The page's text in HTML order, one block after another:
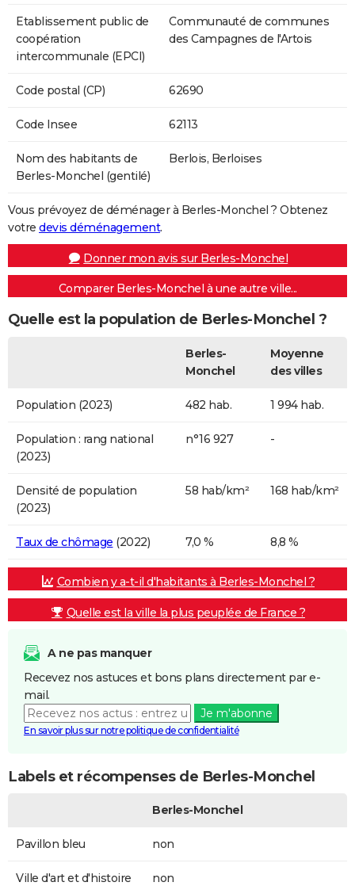
Etablissement public de
coopération
intercommunale (EPCI)
Communauté de communes
des Campagnes de l'Artois
Code postal (CP) 62690
Code Insee 62113
Nom des habitants de
Berles-Monchel (gentilé)
Berlois, Berloises
Vous prévoyez de déménager à Berles-Monchel ? Obtenez
votre devis déménagement.
Donner mon avis sur Berles-Monchel
Comparer Berles-Monchel à une autre ville...
Quelle est la population de Berles-Monchel ?
Berles-
Monchel
Moyenne
des villes
Population (2023) 482 hab. 1 994 hab.
Population : rang national
(2023)
n°16 927 -
Densité de population
(2023)
58 hab/km² 168 hab/km²
Taux de chômage (2022) 7,0 % 8,8 %
Combien y a-t-il d'habitants à Berles-Monchel ?
Quelle est la ville la plus peuplée de France ?
A ne pas manquer
Recevez nos astuces et bons plans directement par e-
mail.
Je m'abonne
En savoir plus sur notre politique de confidentialité
Labels et récompenses de Berles-Monchel
Berles-Monchel
Pavillon bleu non
Ville d'art et d'histoire non